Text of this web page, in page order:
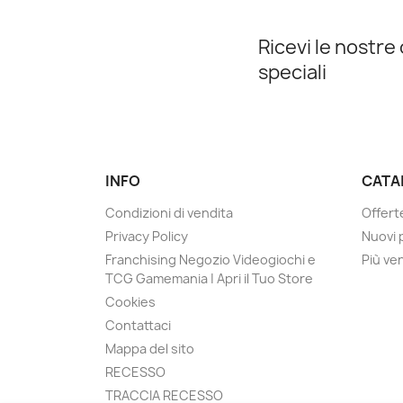
Ricevi le
speciali
INFO
Condizioni di vendita
Privacy Policy
Franchising Negozio Videogiochi e
TCG Gamemania | Apri il Tuo Store
Cookies
Contattaci
Mappa del sito
RECESSO
TRACCIA RECESSO
Nuovi
Più